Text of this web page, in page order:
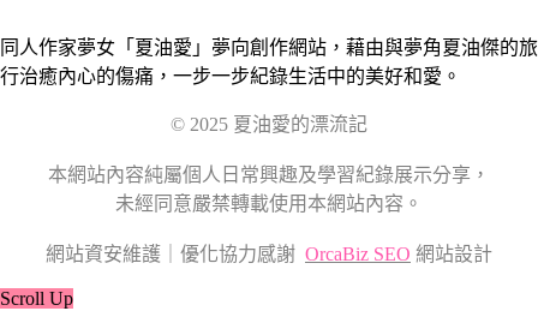
同人作家夢女「夏油愛」夢向創作網站，藉由與夢角夏油傑的旅
行治癒內心的傷痛，一步一步紀錄生活中的美好和愛。
© 2025 夏油愛的漂流記
本網站內容純屬個人日常興趣及學習紀錄展示分享，
未經同意嚴禁轉載使用本網站內容。
網站資安維護｜優化協力感謝 OrcaBiz SEO 網站設計
Scroll Up